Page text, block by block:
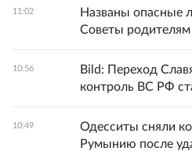
11:02
Названы опасные
Советы родителям
10:56
Bild: Переход
контроль ВС РФ
10:49
Одесситы сняли
Румынию после